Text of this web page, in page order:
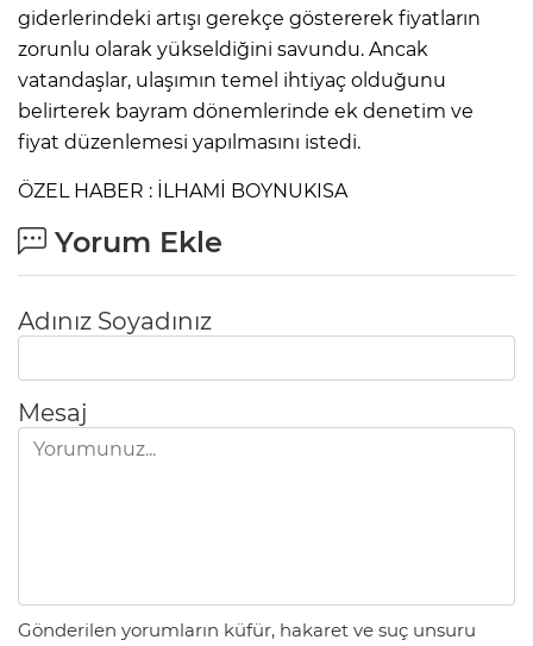
giderlerindeki artışı gerekçe göstererek fiyatların
zorunlu olarak yükseldiğini savundu. Ancak
vatandaşlar, ulaşımın temel ihtiyaç olduğunu
belirterek bayram dönemlerinde ek denetim ve
fiyat düzenlemesi yapılmasını istedi.
ÖZEL HABER : İLHAMİ BOYNUKISA
Yorum Ekle
Adınız Soyadınız
Mesaj
Gönderilen yorumların küfür, hakaret ve suç unsuru